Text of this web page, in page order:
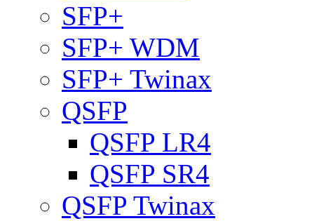
SFP+
SFP+ WDM
SFP+ Twinax
QSFP
QSFP LR4
QSFP SR4
QSFP Twinax